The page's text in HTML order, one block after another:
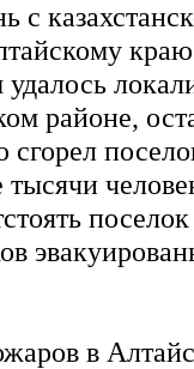
с
районе,
в